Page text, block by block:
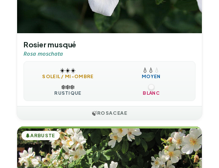
Rosier musqué
Rosa moschata
☀️☀️☀️
SOLEIL / MI-OMBRE
💧 💧 💧
MOYEN
❄️❄️❄️
RUSTIQUE BLANC
🍃ROSACEAE
🌲ARBUSTE